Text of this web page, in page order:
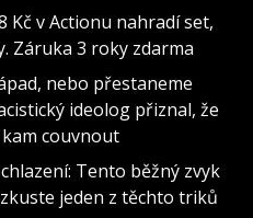
Kč v Actionu nahradí set,
Záruka 3 roky zdarma
nebo přestaneme
ideolog přiznal, že
couvnout
Tento běžný zvyk
jeden z těchto triků